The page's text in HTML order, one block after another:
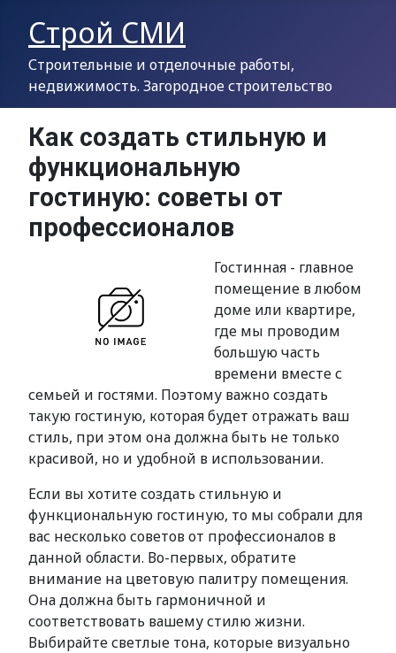
Строй СМИ
Строительные и отделочные работы,
недвижимость. Загородное строительство
Как создать стильную и
функциональную
гостиную: советы от
профессионалов
Гостинная - главное
помещение в любом
доме или квартире,
где мы проводим
большую часть
времени вместе с
семьей и гостями. Поэтому важно создать
такую гостиную, которая будет отражать ваш
стиль, при этом она должна быть не только
красивой, но и удобной в использовании.
Если вы хотите создать стильную и
функциональную гостиную, то мы собрали для
вас несколько советов от профессионалов в
данной области. Во-первых, обратите
внимание на цветовую палитру помещения.
Она должна быть гармоничной и
соответствовать вашему стилю жизни.
Выбирайте светлые тона, которые визуально